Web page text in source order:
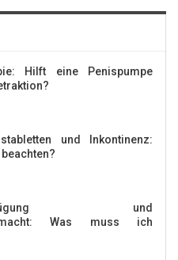
Hilft eine Penispumpe
und Inkontinenz:
und
Was muss ich